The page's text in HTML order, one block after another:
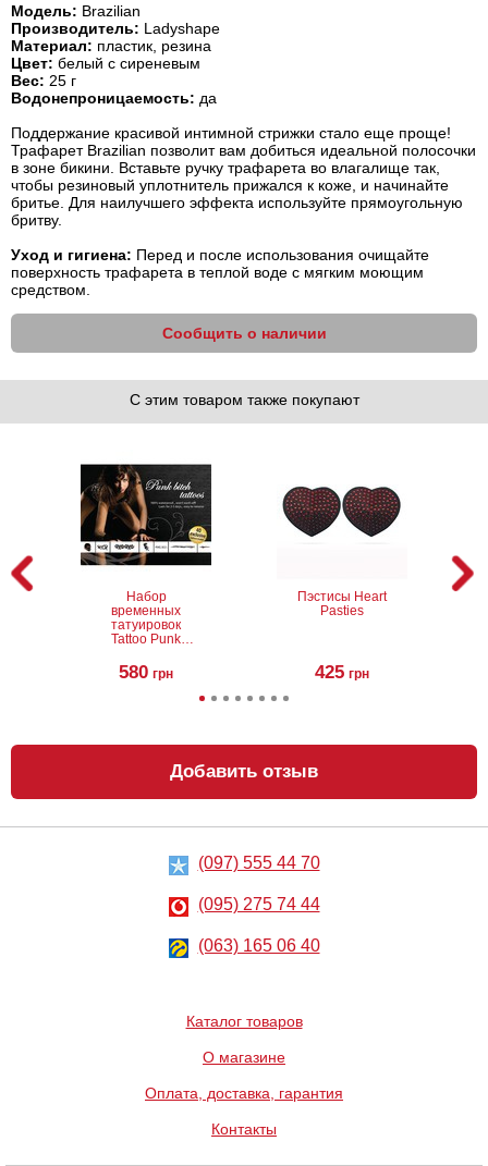
Модель: Brazilian
Производитель: Ladyshape
Материал: пластик, резина
Цвет: белый с сиреневым
Вес: 25 г
Водонепроницаемость: да
Поддержание красивой интимной стрижки стало еще проще!
Трафарет Brazilian позволит вам добиться идеальной полосочки
в зоне бикини. Вставьте ручку трафарета во влагалище так,
чтобы резиновый уплотнитель прижался к коже, и начинайте
бритье. Для наилучшего эффекта используйте прямоугольную
бритву.
Уход и гигиена: Перед и после использования очищайте
поверхность трафарета в теплой воде с мягким моющим
средством.
Сообщить о наличии
С этим товаром также покупают
Набор
временных
татуировок
Tattoo Punk
580 грн
Пэстисы Heart
Pasties
425 грн
Черные
колготки со
вставкой
грн
Черные чулки в
552
Добавить отзыв
(097) 555 44 70
(095) 275 74 44
(063) 165 06 40
Каталог товаров
О магазине
Оплата, доставка, гарантия
Контакты